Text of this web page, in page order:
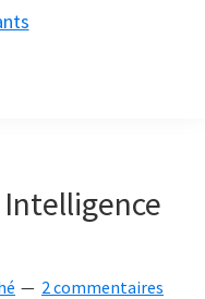
2 commentaires